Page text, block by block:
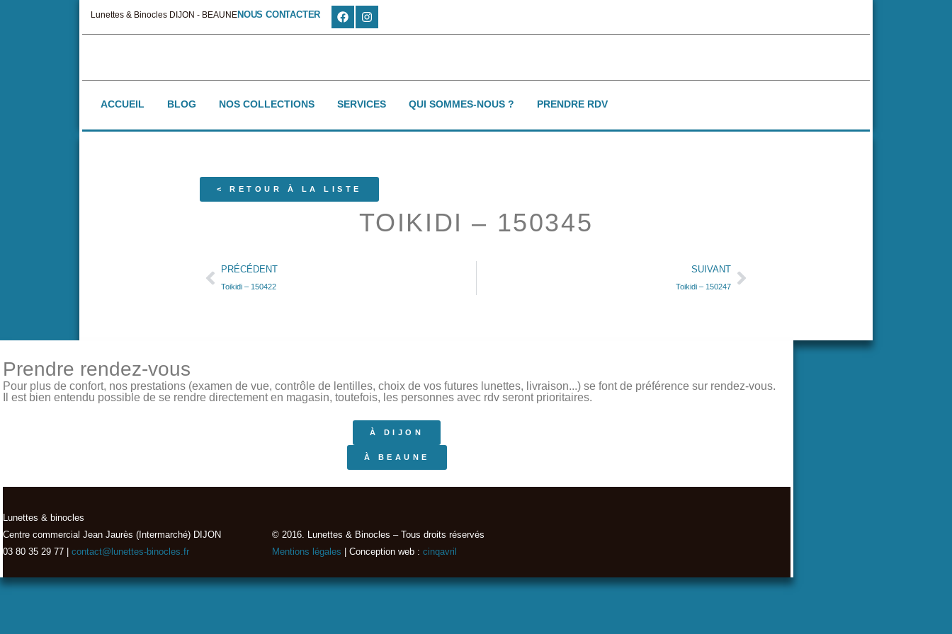
Lunettes & Binocles DIJON - BEAUNENOUS CONTACTER
ACCUEIL BLOG NOS COLLECTIONS SERVICES QUI SOMMES-NOUS ? PRENDRE RDV
< RETOUR À LA LISTE
TOIKIDI – 150345
PRÉCÉDENT
Toikidi – 150422
SUIVANT
Toikidi – 150247
Prendre rendez-vous
Pour plus de confort, nos prestations (examen de vue, contrôle de lentilles, choix de vos futures lunettes, livraison...) se font de préférence sur rendez-vous.
Il est bien entendu possible de se rendre directement en magasin, toutefois, les personnes avec rdv seront prioritaires.
À DIJON
À BEAUNE
Lunettes & binocles
Centre commercial Jean Jaurès (Intermarché) DIJON
03 80 35 29 77 |
contact@lunettes-binocles.fr
© 2016. Lunettes & Binocles – Tous droits réservés​
Mentions légales | Conception web : cinqavril